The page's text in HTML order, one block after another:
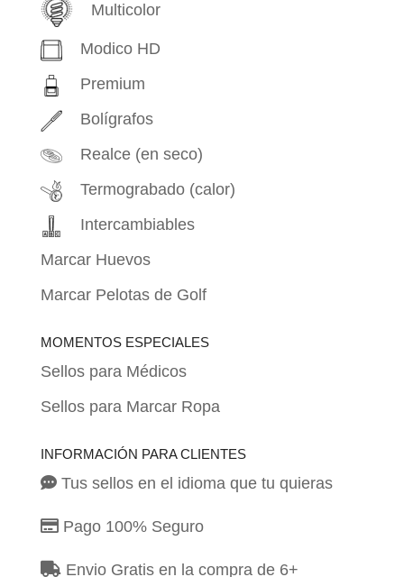
Multicolor
Modico HD
Premium
Bolígrafos
Realce (en seco)
Termograbado (calor)
Intercambiables
Marcar Huevos
Marcar Pelotas de Golf
MOMENTOS ESPECIALES
Sellos para Médicos
Sellos para Marcar Ropa
INFORMACIÓN PARA CLIENTES
Tus sellos en el idioma que tu quieras
Pago 100% Seguro
Envio Gratis en la compra de 6+